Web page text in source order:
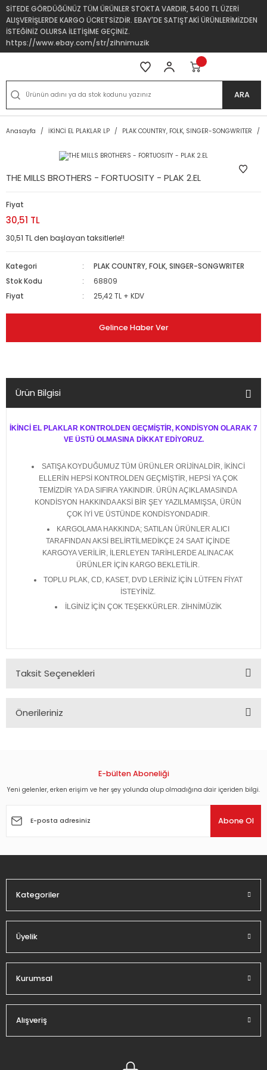
SİTEDE GÖRDÜĞÜNÜZ TÜM ÜRÜNLER STOKTA VARDIR, 5400 TL ÜZERİ
ALIŞVERİŞLERDE KARGO ÜCRETSİZDİR. EBAY'DE SATIŞTAKİ ÜRÜNLERİMİZDEN
İSTEĞİNİZ OLURSA İLETİŞİME GEÇİNİZ.
https://www.ebay.com/str/zihnimuzik
ARA
Anasayfa İKİNCİ EL PLAKLAR LP PLAK COUNTRY, FOLK, SINGER-SONGWRITER
THE MILLS BROTHERS - FORTUOSITY - PLAK 2.EL
Fiyat
30,51 TL
30,51 TL den başlayan taksitlerle!!
Kategori
PLAK COUNTRY, FOLK, SINGER-SONGWRITER
Stok Kodu
68809
Fiyat
25,42 TL + KDV
Gelince Haber Ver
Ürün Bilgisi
İKİNCİ EL PLAKLAR KONTROLDEN GEÇMİŞTİR, KONDİSYON OLARAK 7
VE ÜSTÜ OLMASINA DİKKAT EDİYORUZ.
SATIŞA KOYDUĞUMUZ TÜM ÜRÜNLER ORİJİNALDİR, İKİNCİ
ELLERİN HEPSİ KONTROLDEN GEÇMİŞTİR, HEPSİ YA ÇOK
TEMİZDİR YA DA SIFIRA YAKINDIR. ÜRÜN AÇIKLAMASINDA
KONDİSYON HAKKINDA AKSİ BİR ŞEY YAZILMAMIŞSA, ÜRÜN
ÇOK İYİ VE ÜSTÜNDE KONDİSYONDADIR.
KARGOLAMA HAKKINDA; SATILAN ÜRÜNLER ALICI
TARAFINDAN AKSİ BELİRTİLMEDİKÇE 24 SAAT İÇİNDE
KARGOYA VERİLİR, İLERLEYEN TARİHLERDE ALINACAK
ÜRÜNLER İÇİN KARGO BEKLETİLİR.
TOPLU PLAK, CD, KASET, DVD LERİNİZ İÇİN LÜTFEN FİYAT
İSTEYİNİZ.
İLGİNİZ İÇİN ÇOK TEŞEKKÜRLER. ZİHNİMÜZİK
Taksit Seçenekleri
Önerileriniz
Görüş ve önerileriniz için teşekkür ederiz.
Ürün açıklamasında eksik bilgiler bulunuyor.
Ürün fiyatı diğer sitelerden daha pahalı.
E-bülten Aboneliği
Yeni gelenler, erken erişim ve her şey yolunda olup olmadığına dair içeriden bilgi.
Abone Ol
Kategoriler
Üyelik
Kurumsal
Alışveriş